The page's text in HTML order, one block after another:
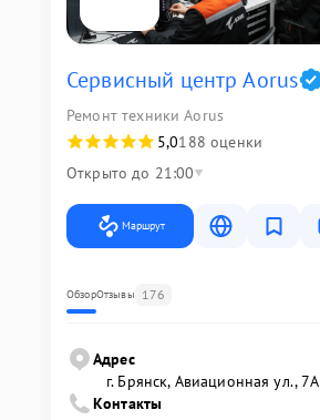
Сервисный центр Aorus
Ремонт техники Aorus
5,0188 оценки
Открыто до 21:00
Маршрут
ОбзорОтзывы 176
Адрес
г. Брянск, Авиационная ул., 7А
Контакты